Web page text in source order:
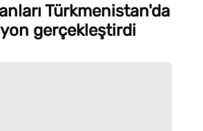
Türkmenistan'da
gerçekleştirdi